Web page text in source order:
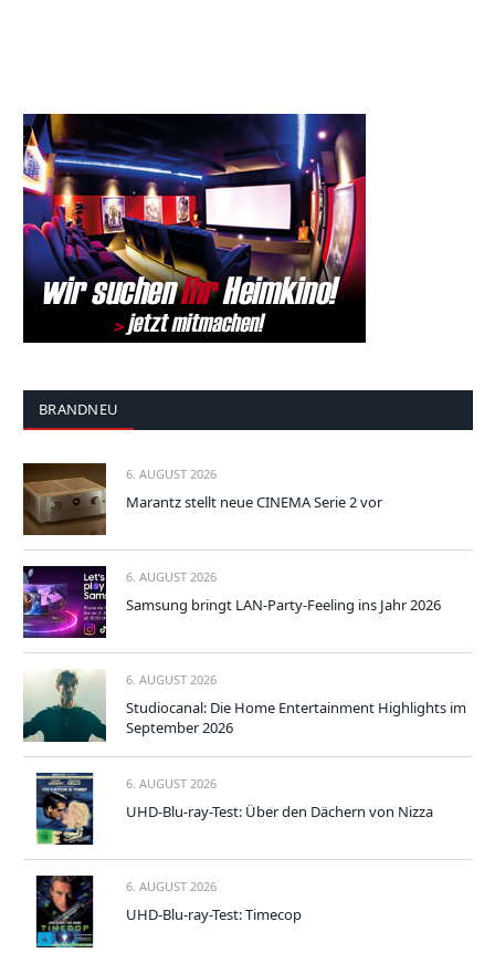
BRANDNEU
6. AUGUST 2026
Marantz stellt neue CINEMA Serie 2 vor
6. AUGUST 2026
Samsung bringt LAN-Party-Feeling ins Jahr 2026
6. AUGUST 2026
Studiocanal: Die Home Entertainment Highlights im
September 2026
6. AUGUST 2026
UHD-Blu-ray-Test: Über den Dächern von Nizza
6. AUGUST 2026
UHD-Blu-ray-Test: Timecop